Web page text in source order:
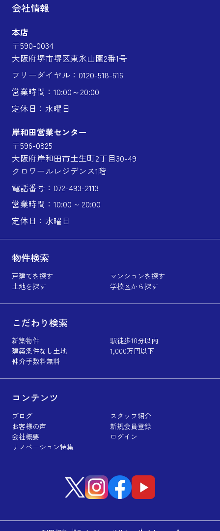
会社情報
本店
〒590-0034
大阪府堺市堺区東永山園2番1号
フリーダイヤル：0120-518-616
営業時間：10:00～20:00
定休日：水曜日
岸和田営業センター
〒596-0825
大阪府岸和田市土生町2丁目30-49
クロワールレジデンス1階
電話番号：072-493-2113
営業時間：10:00 ~ 20:00
定休日：水曜日
物件検索
戸建てを探す
マンションを探す
土地を探す
学校区から探す
こだわり検索
新築物件
駅徒歩10分以内
建築条件なし土地
1,000万円以下
仲介手数料無料
コンテンツ
ブログ
スタッフ紹介
お客様の声
新規会員登録
会社概要
ログイン
リノベーション特集